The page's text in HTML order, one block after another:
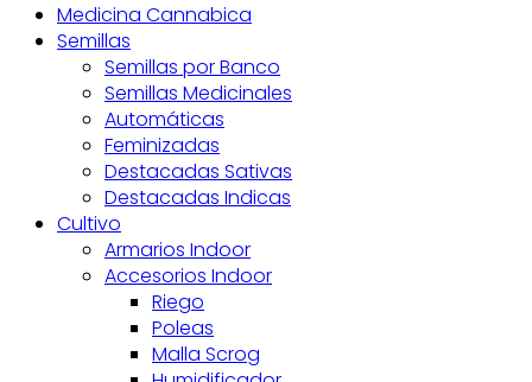
Medicina Cannabica
Semillas
Semillas por Banco
Semillas Medicinales
Automáticas
Feminizadas
Destacadas Sativas
Destacadas Indicas
Cultivo
Armarios Indoor
Accesorios Indoor
Riego
Poleas
Malla Scrog